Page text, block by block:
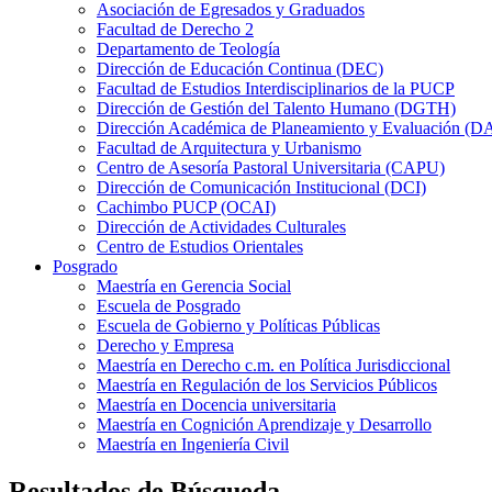
Asociación de Egresados y Graduados
Facultad de Derecho 2
Departamento de Teología
Dirección de Educación Continua (DEC)
Facultad de Estudios Interdisciplinarios de la PUCP
Dirección de Gestión del Talento Humano (DGTH)
Dirección Académica de Planeamiento y Evaluación
Facultad de Arquitectura y Urbanismo
Centro de Asesoría Pastoral Universitaria (CAPU)
Dirección de Comunicación Institucional (DCI)
Cachimbo PUCP (OCAI)
Dirección de Actividades Culturales
Centro de Estudios Orientales
Posgrado
Maestría en Gerencia Social
Escuela de Posgrado
Escuela de Gobierno y Políticas Públicas
Derecho y Empresa
Maestría en Derecho c.m. en Política Jurisdiccional
Maestría en Regulación de los Servicios Públicos
Maestría en Docencia universitaria
Maestría en Cognición Aprendizaje y Desarrollo
Maestría en Ingeniería Civil